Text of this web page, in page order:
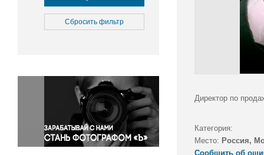
Культура
Медицина
Окружающая среда
Политика
Правосудие
Происшествия и конфликты
Религия
Сбросить фильтр
Директор по
Категория:
Место: Россия,
Сообщить об